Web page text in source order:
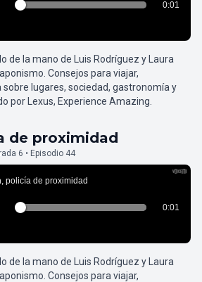
de la mano de Luis Rodríguez y Laura
Consejos para viajar,
lugares, sociedad, gastronomía y
por Lexus, Experience Amazing.
de proximidad
6 • Episodio 44
de la mano de Luis Rodríguez y Laura
Consejos para viajar,